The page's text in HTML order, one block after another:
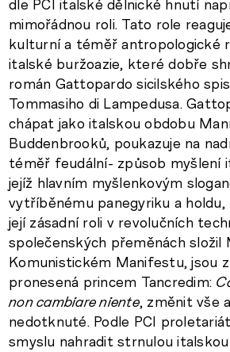
dle PCI italské dělnické hnutí
mimořádnou roli. Tato role
kulturní a téměř antropologické
italské buržoazie, které dobře
román Gattopardo sicilského
Tommasiho di Lampedusa.
chápat jako italskou obdobu
Buddenbrooků, poukazuje na
téměř feudální- způsob myšlení
jejíž hlavním myšlenkovým
vytříběnému panegyriku a
její zásadní roli v revolučních
společenských přeměnách složil
Komunistickém Manifestu, jsou
pronesená princem Tancredim:
non cambiare niente, změnit vše
nedotknuté. Podle PCI
smyslu nahradit strnulou